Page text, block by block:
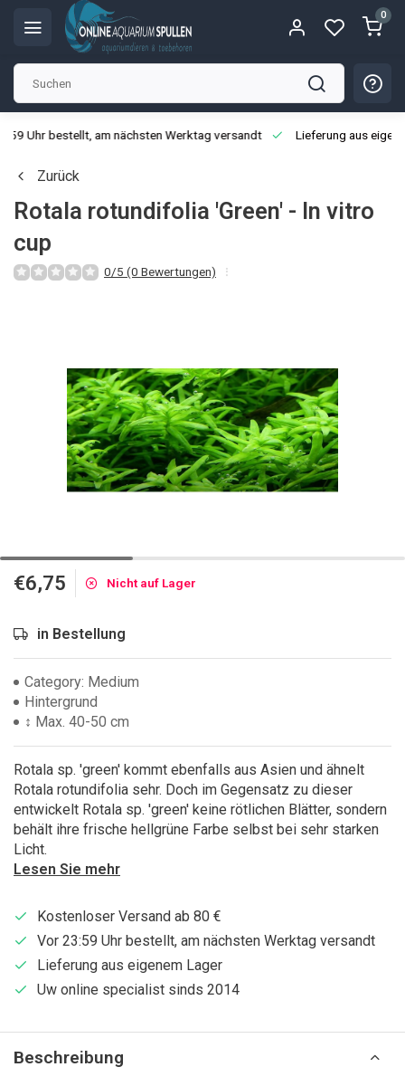
0
Uhr bestellt, am nächsten Werktag versandt Lieferung aus
Zurück
Rotala rotundifolia 'Green' - In vitro
cup
0/5 (0 Bewertungen)
€6,75 Nicht auf Lager
in Bestellung
Category: Medium
Hintergrund
↕ Max. 40-50 cm
Rotala sp. 'green' kommt ebenfalls aus Asien und ähnelt
Rotala rotundifolia sehr. Doch im Gegensatz zu dieser
entwickelt Rotala sp. 'green' keine rötlichen Blätter, sondern
behält ihre frische hellgrüne Farbe selbst bei sehr starken
Licht.
Lesen Sie mehr
Kostenloser Versand ab 80 €
Vor 23:59 Uhr bestellt, am nächsten Werktag versandt
Lieferung aus eigenem Lager
Uw online specialist sinds 2014
Beschreibung